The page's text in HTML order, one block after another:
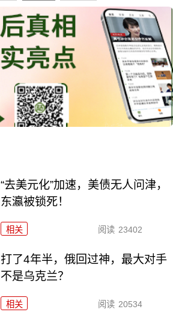
“去美元化”加速，美债无人问津，
东瀛被锁死！
相关 阅读 23402
打了4年半，俄回过神，最大对手
不是乌克兰？
相关 阅读 20534